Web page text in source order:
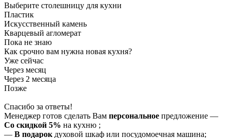
Выберите столешницу для кухни
Пластик
Искусственный камень
Кварцевый агломерат
Пока не знаю
Как срочно вам нужна новая кухня?
Уже сейчас
Через месяц
Через 2 месяца
Позже
Спасибо за ответы!
Менеджер готов сделать Вам персональное предложение —
Со скидкой 5% на кухню ;
— В подарок духовой шкаф или посудомоечная машина;